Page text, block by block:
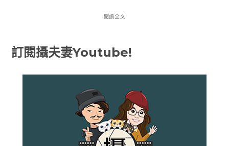
閱讀全文
訂閱攝夫妻Youtube!